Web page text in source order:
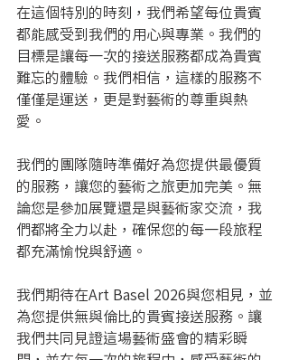
在這個特別的時刻，我們希望每位貴賓
都能感受到我們的用心與專業。我們的
目標是讓每一次的接送服務都成為貴賓
難忘的體驗。我們相信，這樣的服務不
僅僅是運送，更是對藝術的尊重與熱
愛。
我們的團隊隨時準備好為您提供最優質
的服務，讓您的藝術之旅更加完美。無
論您是參加展覽還是與藝術家交流，我
們都將全力以赴，確保您的每一段旅程
都充滿愉悅與舒適。
我們期待在Art Basel 2026與您相見，並
為您提供無與倫比的貴賓接送服務。讓
我們共同見證這場藝術盛會的精彩瞬